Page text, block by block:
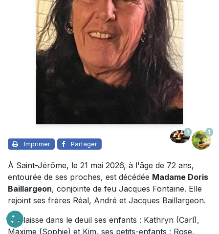
Imprimer Partager
1 1
À Saint-Jérôme, le 21 mai 2026, à l'âge de 72 ans,
entourée de ses proches, est décédée Madame Doris
Baillargeon, conjointe de feu Jacques Fontaine. Elle
rejoint ses frères Réal, André et Jacques Baillargeon.
Elle laisse dans le deuil ses enfants : Kathryn (Carl),
Maxime (Sophie) et Kim, ses petits-enfants : Rose,